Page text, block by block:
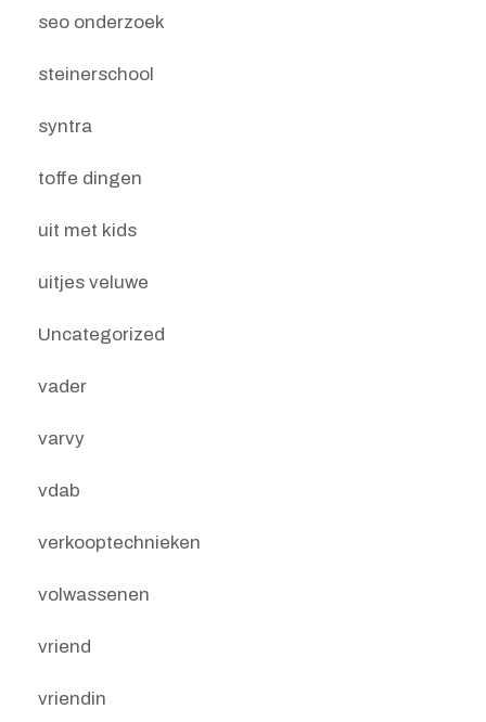
seo onderzoek
steinerschool
syntra
toffe dingen
uit met kids
uitjes veluwe
Uncategorized
vader
varvy
vdab
verkooptechnieken
volwassenen
vriend
vriendin